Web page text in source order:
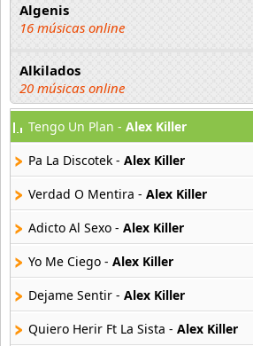
Algenis
16 músicas online
Alkilados
20 músicas online
Andy Boy
42 músicas online
Angel Olmos
9 músicas online
20 músicas online
Anton La Voz De Oro
10 músicas online
Tengo Un Plan - Alex Killer
Pa La Discotek - Alex Killer
Verdad O Mentira - Alex Killer
Adicto Al Sexo - Alex Killer
Yo Me Ciego - Alex Killer
Dejame Sentir - Alex Killer
Quiero Herir Ft La Sista - Alex Killer